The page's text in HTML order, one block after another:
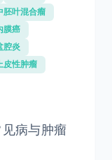
胚叶混合瘤
膜癌
腔炎
皮性肿瘤
见病与肿瘤